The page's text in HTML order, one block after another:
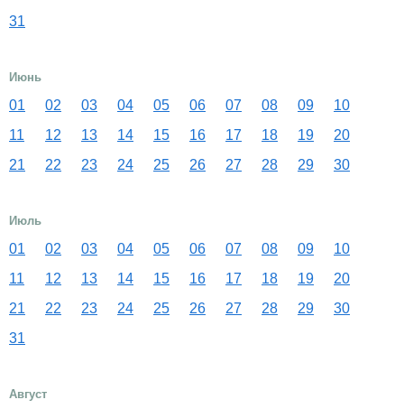
31
Июнь
01 02 03 04 05 06 07 08 09
10
11
12 13 14 15 16 17 18 19
20
21
22 23 24 25 26 27 28 29 30
Июль
01 02 03 04 05 06 07 08 09
10
11
12 13 14 15 16 17 18 19
20
21
22 23 24 25 26 27 28 29
30
31
Август